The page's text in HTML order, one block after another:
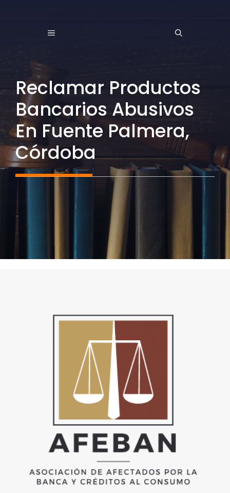
MENÚ
Reclamar Productos
Bancarios Abusivos
En Fuente Palmera,
Córdoba